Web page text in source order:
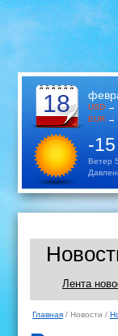
18 USD →
EUR →
-15
Ветер
Лента
Главная / Новости /